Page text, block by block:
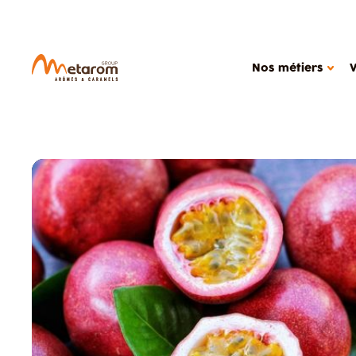
Nos métiers
NOS MÉTIERS
Solutions aromatiques
Solutions actives
Caramels
MARCHÉS
Produits
Glaces,
Boissons
Confiseries
Alimentation